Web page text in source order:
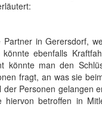
in Gerersdorf,
ebenfalls
könnte man den
fragt, an was sie
Personen gelangen
betroffen in